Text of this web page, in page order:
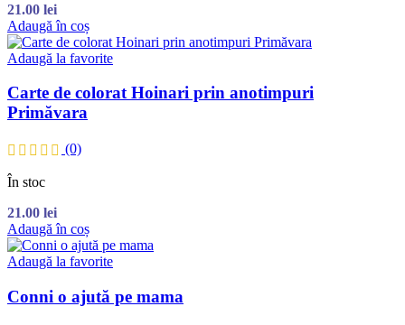
21.00 lei
Adaugă în coș
Adaugă la favorite
Carte de colorat Hoinari prin anotimpuri
Primăvara
(0)
În stoc
21.00 lei
Adaugă în coș
Adaugă la favorite
Conni o ajută pe mama